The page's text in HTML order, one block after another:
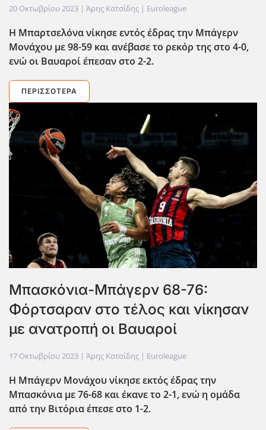
20 Οκτωβρίου 2023 | Άρης Κατσίδης | Euroleague
Η Μπαρτσελόνα νίκησε εντός έδρας την Μπάγερν
Μονάχου με 98-59 και ανέβασε το ρεκόρ της στο 4-0,
ενώ οι Βαυαροί έπεσαν στο 2-2.
ΠΕΡΙΣΣΌΤΕΡΑ
Μπασκόνια-Μπάγερν 68-76:
Φόρτσαραν στο τέλος και νίκησαν
με ανατροπή οι Βαυαροί
17 Οκτωβρίου 2023 | Άρης Κατσίδης | Euroleague
Η Μπάγερν Μονάχου νίκησε εκτός έδρας την
Μπασκόνια με 76-68 και έκανε το 2-1, ενώ η ομάδα
από την Βιτόρια έπεσε στο 1-2.